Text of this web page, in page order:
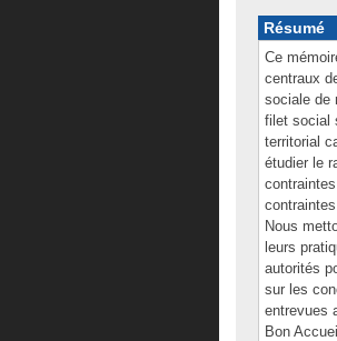
Résumé
Ce
centraux
sociale de
filet social
territorial
étudier le
Nous
leurs
autorités
sur les
entrevues
Bon